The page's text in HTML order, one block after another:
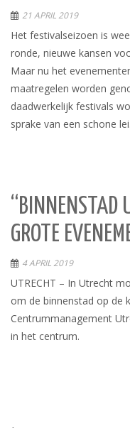
21 APRIL 2019
Het festivalseizoen is
ronde, nieuwe kansen
Maar nu het
maatregelen worden
daadwerkelijk festivals
sprake van een schone lei.
“BINNENSTAD
GROTE
4 APRIL 2019
UTRECHT – In Utrecht
om de binnenstad op de
Centrummanagement
in het centrum.